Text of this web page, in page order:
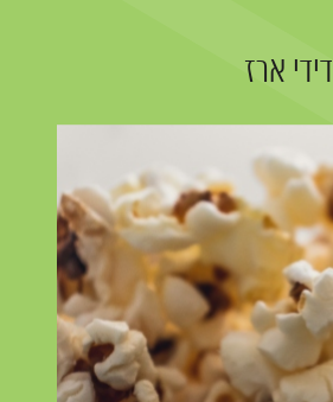
דידי ארז